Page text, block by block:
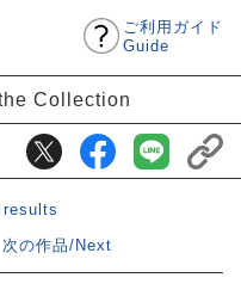
ご利用ガイド
Guide
Collection
次の作品/Next